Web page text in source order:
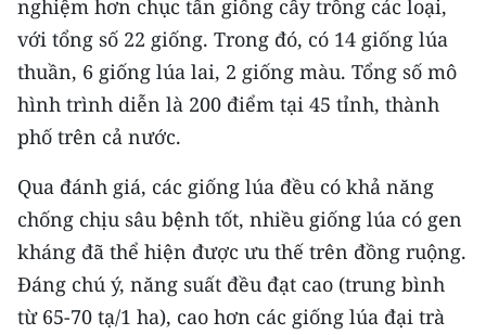
FRANÇAIS
РУССКИЙ
ESPAÑOL
한국어
nghiệm hơn chục tấn giống cây trồng các loại,
với tổng số 22 giống. Trong đó, có 14 giống lúa
thuần, 6 giống lúa lai, 2 giống màu. Tổng số mô
hình trình diễn là 200 điểm tại 45 tỉnh, thành
phố trên cả nước.
Qua đánh giá, các giống lúa đều có khả năng
chống chịu sâu bệnh tốt, nhiều giống lúa có gen
kháng đã thể hiện được ưu thế trên đồng ruộng.
Đáng chú ý, năng suất đều đạt cao (trung bình
từ 65-70 tạ/1 ha), cao hơn các giống lúa đại trà